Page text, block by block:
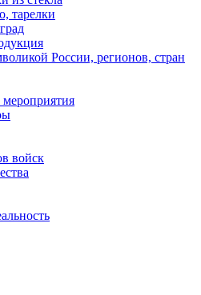
тарелки
России, регионов, стран
войск